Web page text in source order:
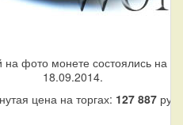
на фото монете состоялись на
18.09.2014.
цена на торгах: 127 887руб.